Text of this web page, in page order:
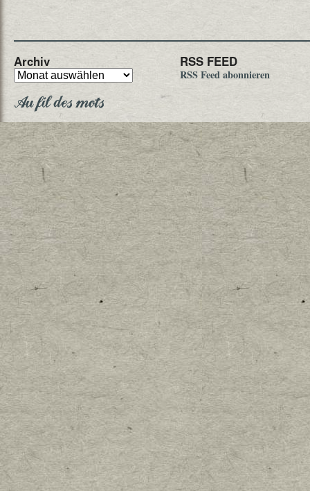
Archiv RSS FEED
RSS Feed abonnieren
Au fil des mots